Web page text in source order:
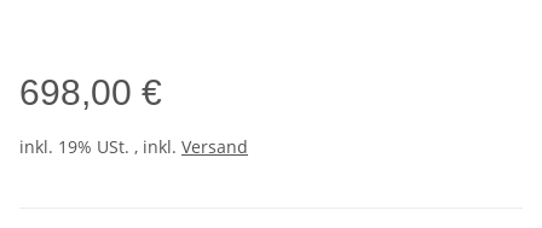
698,00 €
inkl. 19% USt. , inkl. Versand